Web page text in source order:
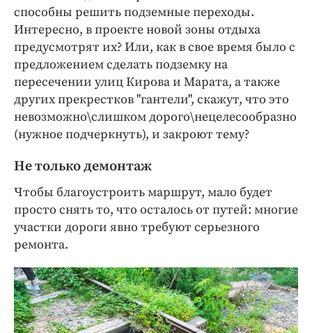
способны решить подземные переходы.
Интересно, в проекте новой зоны отдыха
предусмотрят их? Или, как в свое время было с
предложением сделать подземку на
пересечении улиц Кирова и Марата, а также
других прекрестков "гантели", скажут, что это
невозможно\слишком дорого\нецелесообразно
(нужное подчеркнуть), и закроют тему?
Не только демонтаж
Чтобы благоустроить маршрут, мало будет
просто снять то, что осталось от путей: многие
участки дороги явно требуют серьезного
ремонта.